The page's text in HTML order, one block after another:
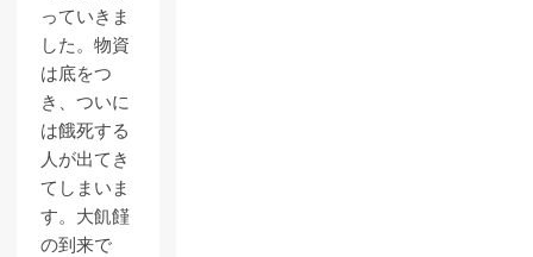
っていきま
した。物資
は底をつ
き、ついに
は餓死する
人が出てき
てしまいま
す。大飢饉
の到来で